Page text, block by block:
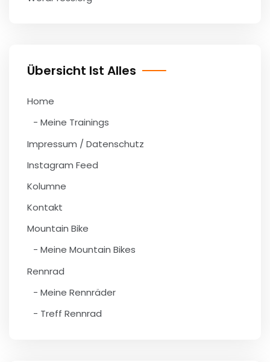
Übersicht Ist Alles
Home
Meine Trainings
Impressum / Datenschutz
Instagram Feed
Kolumne
Kontakt
Mountain Bike
Meine Mountain Bikes
Rennrad
Meine Rennräder
Treff Rennrad